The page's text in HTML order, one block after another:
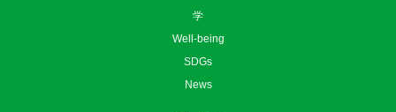
学
Well-being
SDGs
News